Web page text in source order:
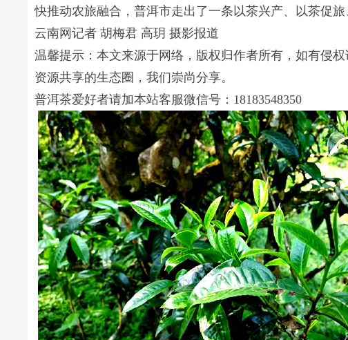
快推动农旅融合，普洱市走出了一条以茶兴产、以茶促旅
云南网记者 胡梅君 高玥 摄影报道
温馨提示：本文来源于网络，版权归作者所有，如有侵
资源共享的生态圈，我们崇尚分享。
普洱茶爱好者请加本站客服微信号：18183548350